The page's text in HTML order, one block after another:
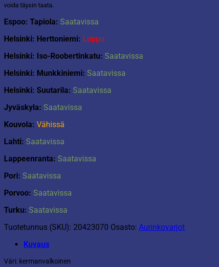
voida täysin taata.
Espoo: Tapiola: Saatavissa
Helsinki: Herttoniemi: Loppu
Helsinki: Iso-Roobertinkatu: Saatavissa
Helsinki: Munkkiniemi: Saatavissa
Helsinki: Suutarila: Saatavissa
Jyväskyla: Saatavissa
Kouvola: Vähissä
Lahti: Saatavissa
Lappeenranta: Saatavissa
Pori: Saatavissa
Porvoo: Saatavissa
Turku: Saatavissa
Tuotetunnus (SKU): 20423070 Osasto: Aurinkovarjot
Kuvaus
Väri: kermanvalkoinen